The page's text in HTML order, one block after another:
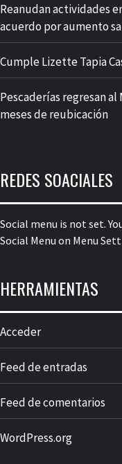
Reanudan actividades
acuerdo por aumento
Cumple Lizette Tapia
Pescaderías regresan
meses de reubicación
REDES SOACIALES
Social menu is not set.
Social Menu on Menu
HERRAMIENTAS
Acceder
Feed de entradas
Feed de comentarios
WordPress.org